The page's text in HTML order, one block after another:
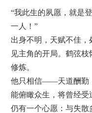
“我此生的夙愿，就是
一人！”
出身不明，天赋不佳
见主角的开局。鹤弦
修炼。
他只相信——天道酬勤
能俯瞰众生，将曾经
仍有一个心愿：与失散